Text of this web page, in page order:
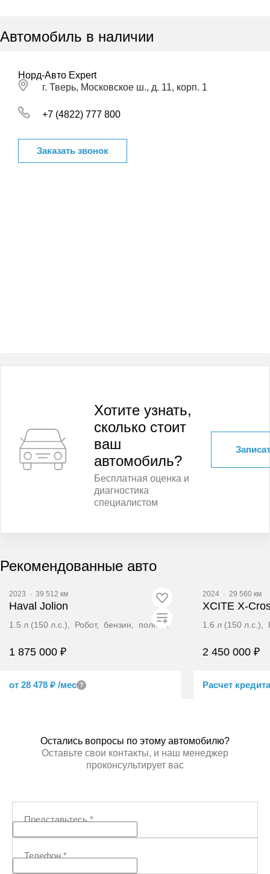
Автомобиль в наличии
Норд-Авто Expert
г. Тверь, Московское ш., д. 11, корп. 1
+7 (4822) 777 800
Заказать звонок
Хотите узнать,
сколько стоит
ваш
автомобиль?
Бесплатная оценка и
диагностика
специалистом
Рекомендованные авто
2023 · 39 512 км
Haval Jolion
1.5 л (150 л.с.), Робот, бензин, полный
1 875 000 ₽
от 28 478 ₽ /мес
2024 · 29 560 км
XCITE X-
1.6 л (150 л.с.),
2 450 000 ₽
Расчет
Остались вопросы по этому автомобилю?
Оставьте свои контакты, и наш менеджер
проконсультирует вас
Представьтесь*
Телефон*